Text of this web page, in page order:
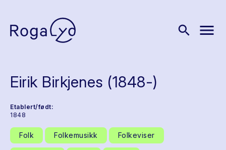
search menu
Eirik Birkjenes (1848-)
Etablert/født:
1848
Folk Folkemusikk Folkeviser